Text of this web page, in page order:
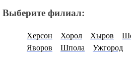
Выберите филиал:
Херсон Хорол Хыров
Яворов
Шпола Ужгород